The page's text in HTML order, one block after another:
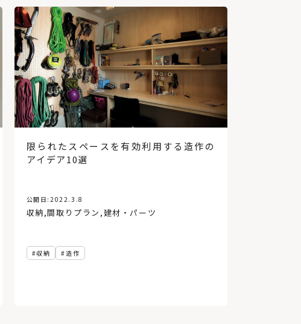
寝室
建て替え 関東 動線
古民家
3階建て
ペレットストーブ
スマートホーム
社長食堂 熱源
グリーン
サンルーム
トイレ リプラン
テレワーク
RC（コンクリート）造
ペンダントライト
土間
インダストリアル
規格住宅・企画住宅
北から目線
ファミリークローゼット
自然素材
札幌市
関西
木造建築 パッシブ換気
非住宅
ビルトインガレージ
新築
リフォーム
住宅ローン
デンマーク 仙台
オホーツク
高性能住宅
中庭
オフィス
東川町 イベント
バルコニー
限られたスペースを有効利用する造作の
アイデア10選
公開日:2022.3.8
収納,間取りプラン ,建材・パーツ
収納 造作